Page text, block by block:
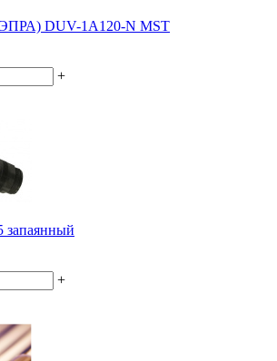
DUV-1A120-N MST
+
запаянный
+